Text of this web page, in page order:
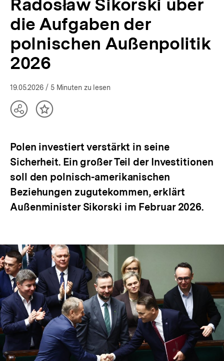
2026
Polen-
Analysen
bpb.de
Radosław Sikorski über
die Aufgaben der
polnischen Außenpolitik
2026
19.05.2026 / 5 Minuten zu lesen
TeilenInhalt
Polen investiert verstärkt in seine
Sicherheit. Ein großer Teil der Investitionen
soll den polnisch-amerikanischen
Beziehungen zugutekommen, erklärt
Außenminister Sikorski im Februar 2026.